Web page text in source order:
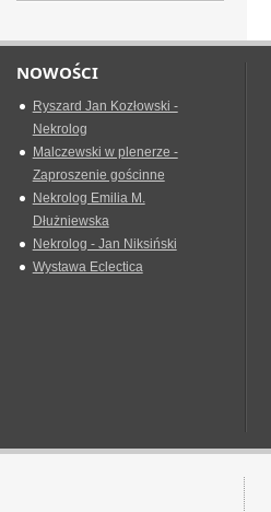
NOWOŚCI
Ryszard Jan Kozłowski -
Nekrolog
Malczewski w plenerze -
Zaproszenie gościnne
Nekrolog Emilia M.
Dłużniewska
Nekrolog - Jan Niksiński
Wystawa Eclectica